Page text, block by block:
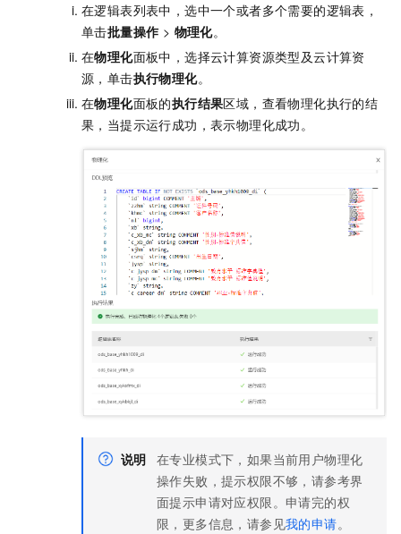
在逻辑表列表中，选中一个或者多个需要的逻辑表，
单击批量操作 > 物理化。
在物理化面板中，选择云计算资源类型及云计算资
源，单击执行物理化。
在物理化面板的执行结果区域，查看物理化执行的结
果，当提示运行成功，表示物理化成功。
说明 在专业模式下，如果当前用户物理化
操作失败，提示权限不够，请参考界
面提示申请对应权限。申请完的权
限，更多信息，请参见我的申请。